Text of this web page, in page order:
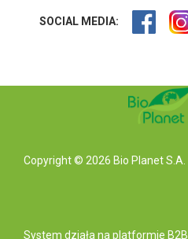
SOCIAL MEDIA:
Copyright © 2026 Bio Planet S.A.
System działa na platformie B2B